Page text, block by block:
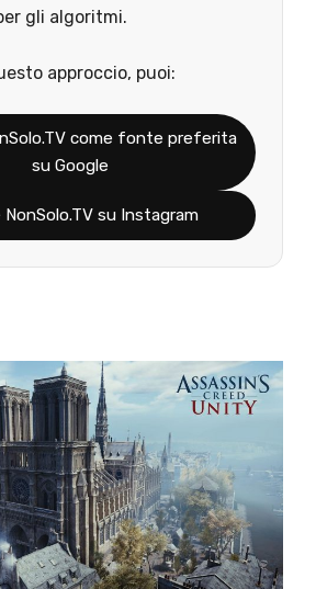
gli algoritmi.
approccio, puoi:
come fonte preferita
su Google
NonSolo.TV su Instagram